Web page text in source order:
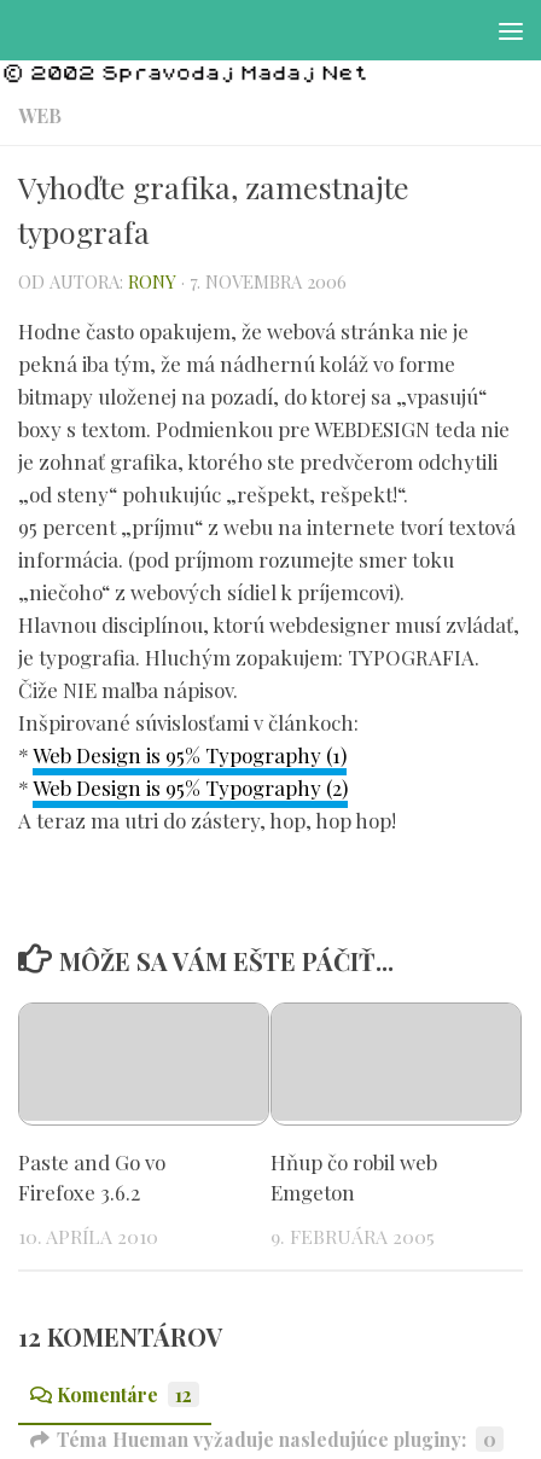
WEB
Vyhoďte grafika, zamestnajte
typografa
OD AUTORA: RONY · 7. NOVEMBRA 2006
Hodne často opakujem, že webová stránka nie je
pekná iba tým, že má nádhernú koláž vo forme
bitmapy uloženej na pozadí, do ktorej sa „vpasujú“
boxy s textom. Podmienkou pre WEBDESIGN teda nie
je zohnať grafika, ktorého ste predvčerom odchytili
„od steny“ pohukujúc „rešpekt, rešpekt!“.
95 percent „príjmu“ z webu na internete tvorí textová
informácia. (pod príjmom rozumejte smer toku
„niečoho“ z webových sídiel k príjemcovi).
Hlavnou disciplínou, ktorú webdesigner musí zvládať,
je typografia. Hluchým zopakujem: TYPOGRAFIA.
Čiže NIE maľba nápisov.
Inšpirované súvislosťami v článkoch:
*Web Design is 95% Typography (1)
*Web Design is 95% Typography (2)
A teraz ma utri do zástery, hop, hop hop!
MÔŽE SA VÁM EŠTE PÁČIŤ...
Paste and Go vo
Firefoxe 3.6.2
10. APRÍLA 2010
Hňup čo robil web
Emgeton
9. FEBRUÁRA 2005
12 KOMENTÁROV
Komentáre
12
Téma Hueman vyžaduje nasledujúce pluginy:
0